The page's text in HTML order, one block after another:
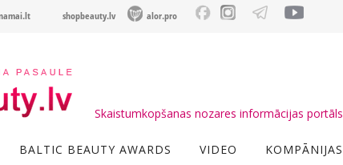
shopbeauty.lv alor.pro
Skaistumkopšanas nozares informācijas portāls
BALTIC BEAUTY AWARDS VIDEO KOMPĀNIJAS